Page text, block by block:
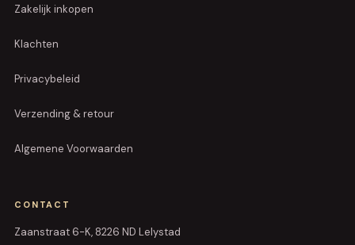
Zakelijk inkopen
Klachten
Privacybeleid
Verzending & retour
Algemene Voorwaarden
CONTACT
Zaanstraat 6-K, 8226 ND Lelystad